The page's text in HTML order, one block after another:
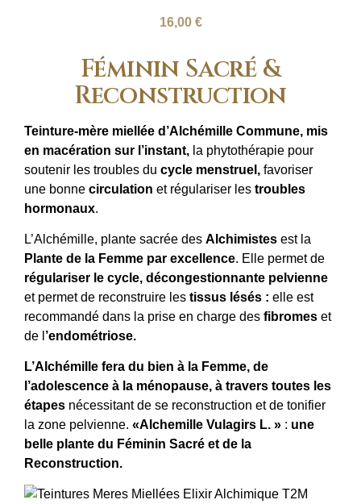
16,00 €
Féminin Sacré &
Reconstruction
Teinture-mère miellée d’Alchémille Commune, mis
en macération sur l’instant, la phytothérapie pour
soutenir les troubles du cycle menstruel, favoriser
une bonne circulation et régulariser les troubles
hormonaux.
L’Alchémille, plante sacrée des Alchimistes est la
Plante de la Femme par excellence. Elle permet de
régulariser le cycle, décongestionnante pelvienne
et permet de reconstruire les tissus lésés : elle est
recommandé dans la prise en charge des fibromes et
de l ’endométriose.
L’Alchémille fera du bien à la Femme, de
l’adolescence à la ménopause, à travers toutes les
étapes nécessitant de se reconstruction et de tonifier
la zone pelvienne. «Alchemille Vulagirs L. » : une
belle plante du Féminin Sacré et de la
Reconstruction.